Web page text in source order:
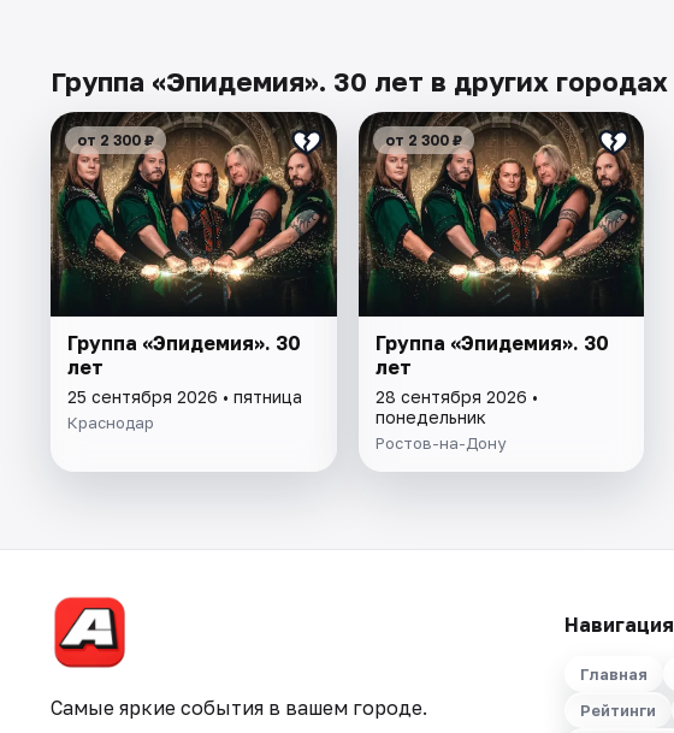
Группа «Эпидемия». 30 лет в других городах
от 2 300 ₽
Группа «Эпидемия». 30
лет
25 сентября 2026 • пятница
Краснодар
от 2 300 ₽
Группа «Эпидемия». 30
лет
28 сентября 2026 •
понедельник
Ростов-на-Дону
Самые яркие события в вашем городе.
Навигация
Главная
Рейтинги